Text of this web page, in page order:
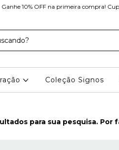
Ganhe 10% OFF na primeira compra!
Coleção Signos
para sua pesquisa.